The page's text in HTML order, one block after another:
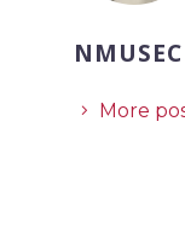
NMUSEC
More